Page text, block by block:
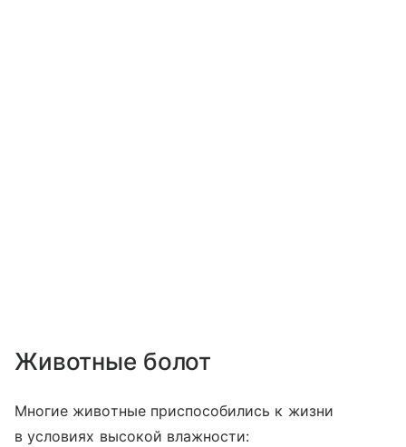
Животные болот
Многие животные приспособились к жизни
в условиях высокой влажности: